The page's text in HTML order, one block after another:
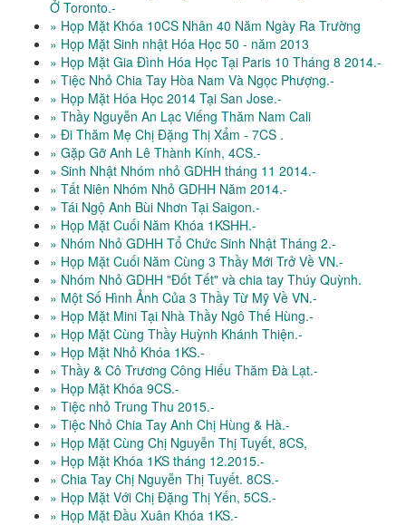
Ở Toronto.-
» Họp Mặt Khóa 10CS Nhân 40 Năm Ngày Ra Trường
» Họp Mặt Sinh nhật Hóa Học 50 - năm 2013
» Họp Mặt Gia Đình Hóa Học Tại Paris 10 Tháng 8 2014.-
» Tiệc Nhỏ Chia Tay Hòa Nam Và Ngọc Phượng.-
» Họp Mặt Hóa Học 2014 Tại San Jose.-
» Thầy Nguyễn An Lạc Viếng Thăm Nam Cali
» Đi Thăm Mẹ Chị Đặng Thị Xẩm - 7CS .
» Gặp Gỡ Anh Lê Thành Kính, 4CS.-
» Sinh Nhật Nhóm nhỏ GDHH tháng 11 2014.-
» Tất Niên Nhóm Nhỏ GDHH Năm 2014.-
» Tái Ngộ Anh Bùi Nhơn Tại Saigon.-
» Họp Mặt Cuối Năm Khóa 1KSHH.-
» Nhóm Nhỏ GDHH Tổ Chức Sinh Nhật Tháng 2.-
» Họp Mặt Cuối Năm Cùng 3 Thầy Mới Trở Về VN.-
» Nhóm Nhỏ GDHH "Đốt Tết" và chia tay Thúy Quỳnh.
» Một Số Hình Ảnh Của 3 Thầy Từ Mỹ Về VN.-
» Họp Mặt Mini Tại Nhà Thầy Ngô Thế Hùng.-
» Họp Mặt Cùng Thầy Huỳnh Khánh Thiện.-
» Họp Mặt Nhỏ Khóa 1KS.-
» Thầy & Cô Trương Công Hiếu Thăm Đà Lạt.-
» Họp Mặt Khóa 9CS.-
» Tiệc nhỏ Trung Thu 2015.-
» Tiệc Nhỏ Chia Tay Anh Chị Hùng & Hà.-
» Họp Mặt Cùng Chị Nguyễn Thị Tuyết, 8CS,
» Họp Mặt Khóa 1KS tháng 12.2015.-
» Chia Tay Chị Nguyễn Thị Tuyết. 8CS.-
» Họp Mặt Với Chị Đặng Thị Yến, 5CS.-
» Họp Mặt Đầu Xuân Khóa 1KS.-